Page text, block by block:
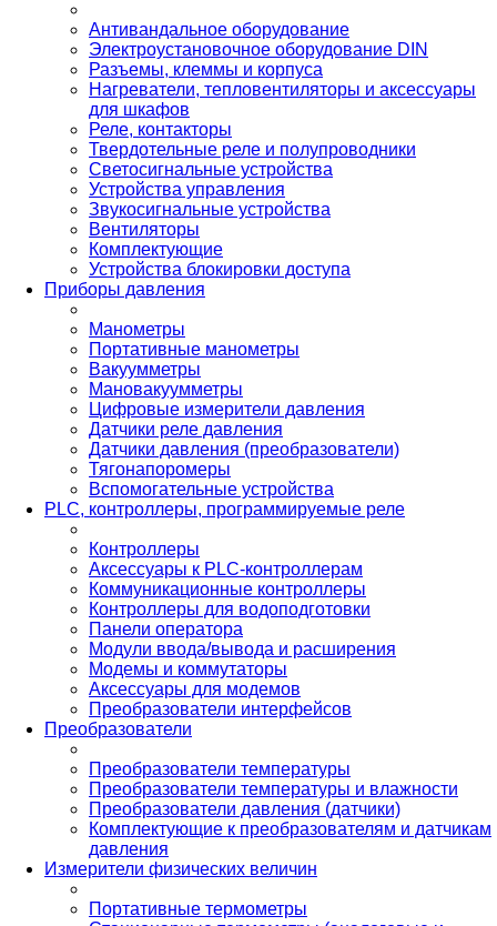
Антивандальное оборудование
Электроустановочное оборудование DIN
Разъемы, клеммы и корпуса
Нагреватели, тепловентиляторы и аксессуары
для шкафов
Реле, контакторы
Твердотельные реле и полупроводники
Светосигнальные устройства
Устройства управления
Звукосигнальные устройства
Вентиляторы
Комплектующие
Устройства блокировки доступа
Приборы давления
Манометры
Портативные манометры
Вакуумметры
Мановакуумметры
Цифровые измерители давления
Датчики реле давления
Датчики давления (преобразователи)
Тягонапоромеры
Вспомогательные устройства
PLС, контроллеры, программируемые реле
Контроллеры
Аксессуары к PLC-контроллерам
Коммуникационные контроллеры
Контроллеры для водоподготовки
Панели оператора
Модули ввода/вывода и расширения
Модемы и коммутаторы
Аксессуары для модемов
Преобразователи интерфейсов
Преобразователи
Преобразователи температуры
Преобразователи температуры и влажности
Преобразователи давления (датчики)
Комплектующие к преобразователям и датчикам
давления
Измерители физических величин
Портативные термометры